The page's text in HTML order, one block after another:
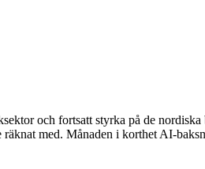
och fortsatt styrka på de
med. Månaden i korthet AI-